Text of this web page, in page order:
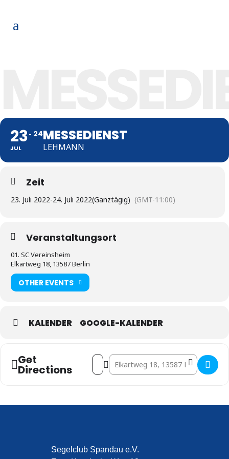
23
JUL
24MESSEDIENST
LEHMANN
Zeit
23. Juli 2022-24. Juli 2022(Ganztägig) (GMT-11:00)
Veranstaltungsort
01. SC Vereinsheim
Elkartweg 18, 13587 Berlin
OTHER EVENTS
KALENDER GOOGLE-KALENDER
Get
Directions
Address - Messedienst []
Destination Address - Messedienst
Segelclub Spandau e.V.